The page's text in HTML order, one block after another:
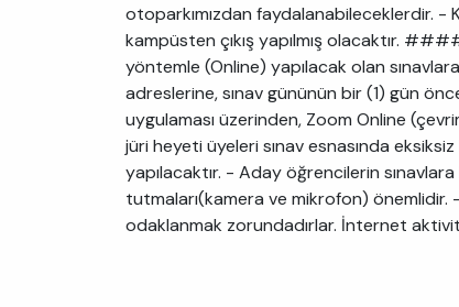
otoparkımızdan faydalanabileceklerdir. -
kampüsten çıkış yapılmış olacaktır.
yöntemle (Online) yapılacak olan
adreslerine, sınav gününün bir (1) gün
uygulaması üzerinden, Zoom Online
jüri heyeti üyeleri sınav esnasında
yapılacaktır. - Aday öğrencilerin
tutmaları(kamera ve mikrofon) önemlidir. -
odaklanmak zorundadırlar. İnternet